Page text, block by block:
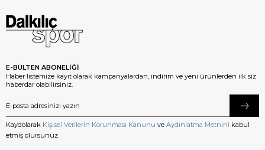
E-BÜLTEN ABONELİĞİ
Haber listemize kayıt olarak kampanyalardan, indirim ve yeni ürünlerden ilk siz
haberdar olabilirsiniz.
Kaydolarak Kişisel Verilerin Korunması Kanunu ve Aydınlatma Metnini kabul
etmiş olursunuz.